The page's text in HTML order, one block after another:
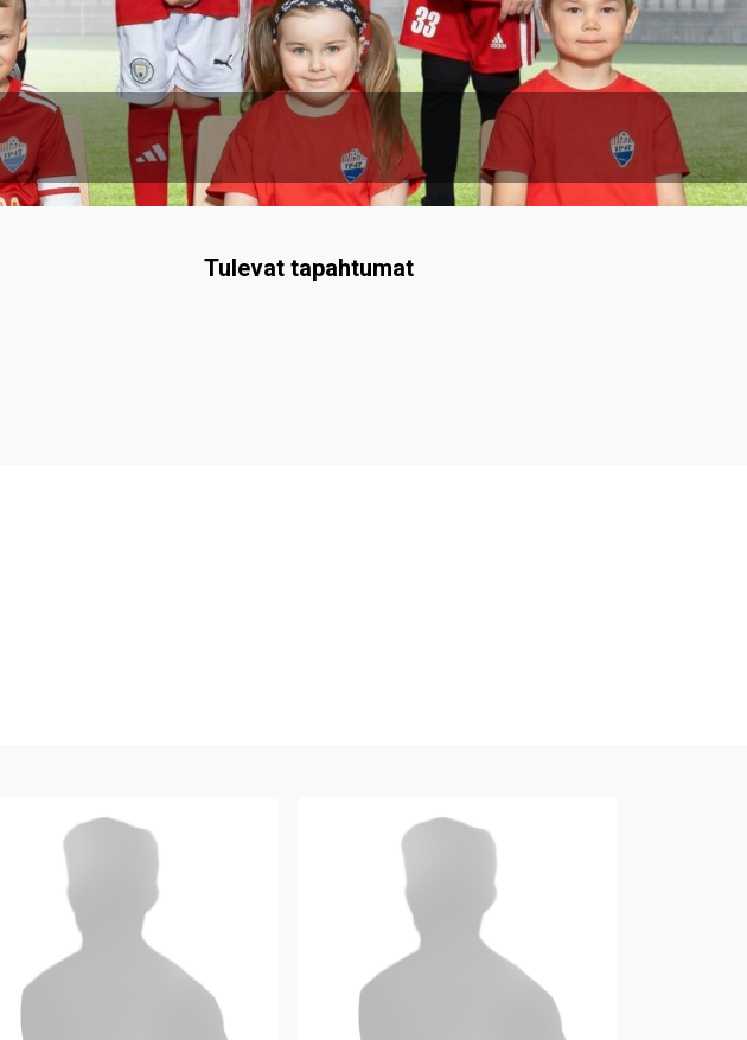
Tulevat tapahtumat